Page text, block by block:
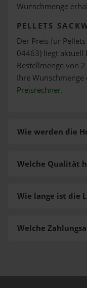
Wunschmenge
PELLETS
Der Preis für
04463) liegt aktuell
Bestellmenge von
Ihre
Preisrechner.
Wie werden die
Welche
Welche Qualität
Wie lange ist die